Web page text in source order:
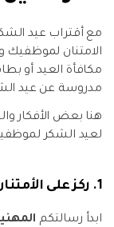
مع أقتراب عيد
الامتنان لموظفيك
مكافأة العيد أو
مدروسة عن عيد
هنا بعض الأفكار
لعيد الشكر
1. ركز على الأمتنان
ابدأ رسالتكم